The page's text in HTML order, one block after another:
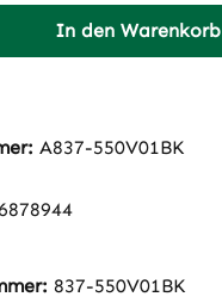
In den Warenkorb
A837-550V01BK
837-550V01BK